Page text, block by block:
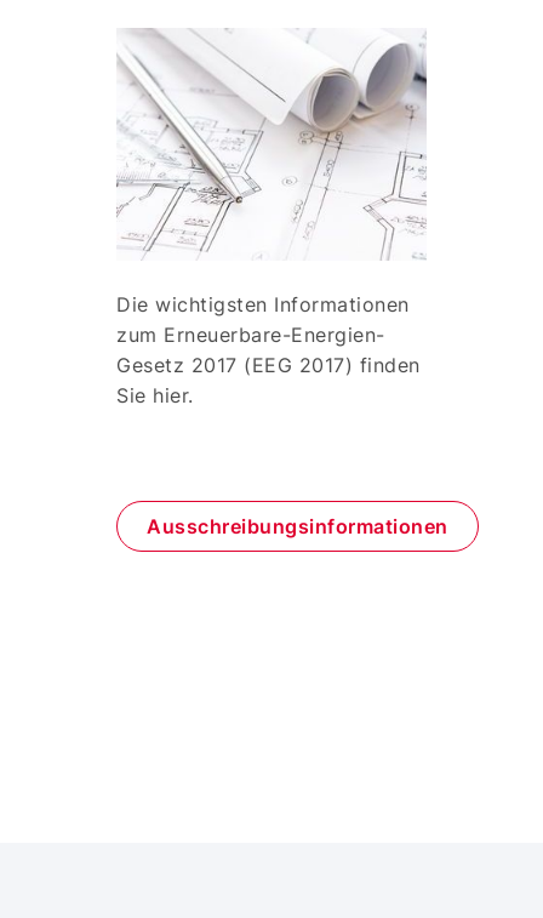
Die wichtigsten Informationen
zum Erneuerbare-Energien-
Gesetz 2017 (EEG 2017) finden
Sie hier.
Ausschreibungsinformationen